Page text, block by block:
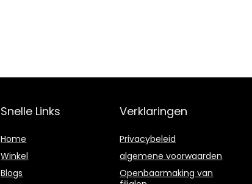
Snelle Links
Home
Winkel
Blogs
Verklaringen
Privacybeleid
algemene voorwaarden
Openbaarmaking van